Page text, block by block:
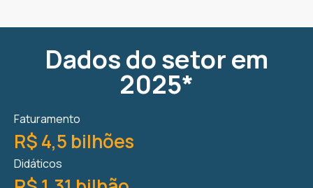
Dados do setor em
2025*
Faturamento
R$ 4,5 bilhões
Didáticos